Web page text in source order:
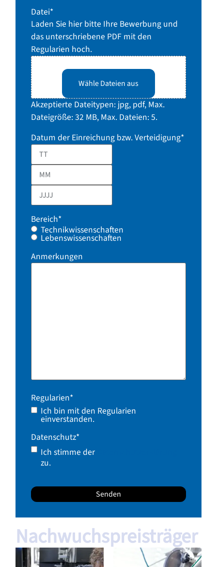
Datei*
Laden Sie hier bitte Ihre Bewerbung und
das unterschriebene PDF mit den
Regularien hoch.
Wähle Dateien aus
Akzeptierte Dateitypen: jpg, pdf, Max.
Dateigröße: 32 MB, Max. Dateien: 5.
Datum der Einreichung bzw. Verteidigung*
Bereich*
Technikwissenschaften
Lebenswissenschaften
Anmerkungen
Regularien*
Ich bin mit den Regularien
einverstanden.
Datenschutz*
Ich stimme der
zu.
Nachwuchspreisträger